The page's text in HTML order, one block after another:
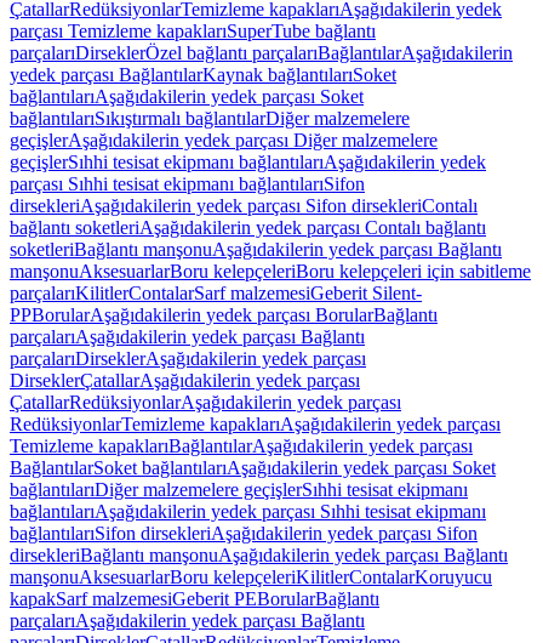
ÇatallarRedüksiyonlarTemizleme kapaklarıAşağıdakilerin yedek
parçası Temizleme kapaklarıSuperTube bağlantı
parçalarıDirseklerÖzel bağlantı parçalarıBağlantılarAşağıdakilerin
yedek parçası BağlantılarKaynak bağlantılarıSoket
bağlantılarıAşağıdakilerin yedek parçası Soket
bağlantılarıSıkıştırmalı bağlantılarDiğer malzemelere
geçişlerAşağıdakilerin yedek parçası Diğer malzemelere
geçişlerSıhhi tesisat ekipmanı bağlantılarıAşağıdakilerin yedek
parçası Sıhhi tesisat ekipmanı bağlantılarıSifon
dirsekleriAşağıdakilerin yedek parçası Sifon dirsekleriContalı
bağlantı soketleriAşağıdakilerin yedek parçası Contalı bağlantı
soketleriBağlantı manşonuAşağıdakilerin yedek parçası Bağlantı
manşonuAksesuarlarBoru kelepçeleriBoru kelepçeleri için sabitleme
parçalarıKilitlerContalarSarf malzemesiGeberit Silent-
PPBorularAşağıdakilerin yedek parçası BorularBağlantı
parçalarıAşağıdakilerin yedek parçası Bağlantı
parçalarıDirseklerAşağıdakilerin yedek parçası
DirseklerÇatallarAşağıdakilerin yedek parçası
ÇatallarRedüksiyonlarAşağıdakilerin yedek parçası
RedüksiyonlarTemizleme kapaklarıAşağıdakilerin yedek parçası
Temizleme kapaklarıBağlantılarAşağıdakilerin yedek parçası
BağlantılarSoket bağlantılarıAşağıdakilerin yedek parçası Soket
bağlantılarıDiğer malzemelere geçişlerSıhhi tesisat ekipmanı
bağlantılarıAşağıdakilerin yedek parçası Sıhhi tesisat ekipmanı
bağlantılarıSifon dirsekleriAşağıdakilerin yedek parçası Sifon
dirsekleriBağlantı manşonuAşağıdakilerin yedek parçası Bağlantı
manşonuAksesuarlarBoru kelepçeleriKilitlerContalarKoruyucu
kapakSarf malzemesiGeberit PEBorularBağlantı
parçalarıAşağıdakilerin yedek parçası Bağlantı